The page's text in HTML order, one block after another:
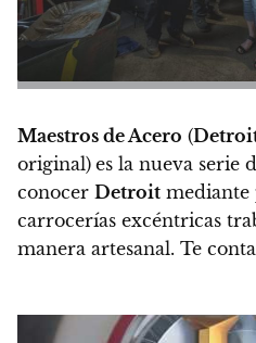
Maestros de Acero (
original) es la nueva serie
conocer Detroit mediante
carrocerías excéntricas
manera artesanal. Te